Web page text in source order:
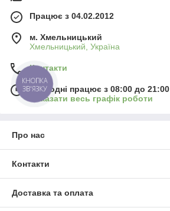
Працює з 04.02.2012
м. Хмельницький
Хмельницький, Україна
Контакти
Сьогодні працює з 08:00 до 21:00
Показати весь графік роботи
Про нас
Контакти
Доставка та оплата
КНОПКА
ЗВ'ЯЗКУ